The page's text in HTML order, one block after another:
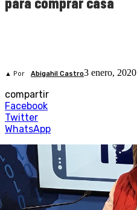
▲ Por Abigahil Castro3 enero, 2020
compartir
Facebook
Twitter
WhatsApp